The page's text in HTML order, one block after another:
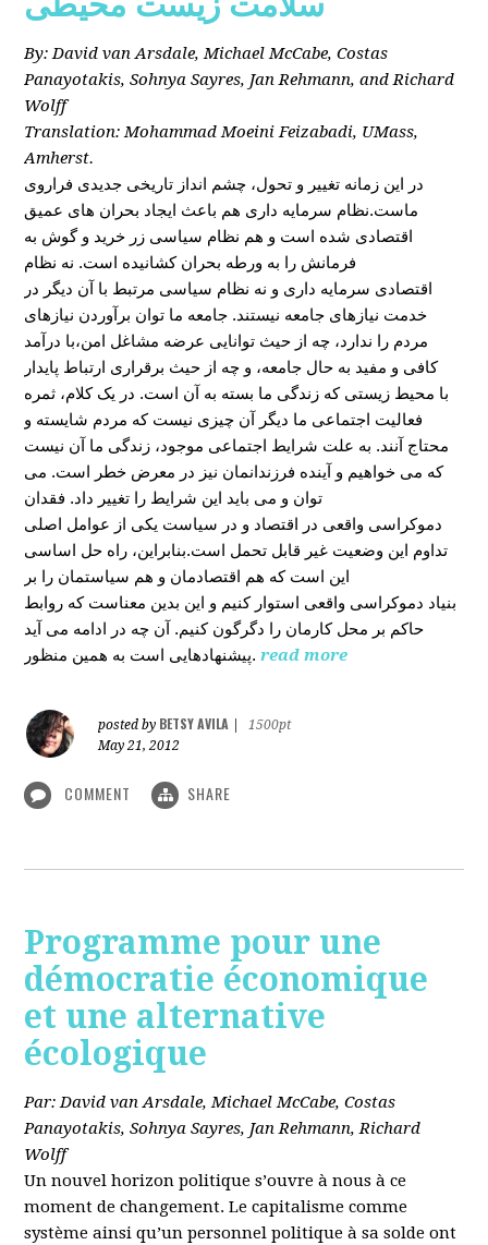
By: David van Arsdale, Michael McCabe, Costas
Panayotakis, Sohnya Sayres, Jan Rehmann, and Richard
Wolff
Translation: Mohammad Moeini Feizabadi, UMass,
Amherst.
در این زمانه تغییر و تحول، چشم انداز تاریخی جدیدی فراروی
ماست.نظام سرمایه داری هم باعث ایجاد بحران های عمیق
اقتصادی شده است و هم نظام سیاسی زر خرید و گوش به
فرمانش را به ورطه بحران کشانیده است. نه نظام
اقتصادی سرمایه داری و نه نظام سیاسی مرتبط با آن دیگر در
خدمت نیازهای جامعه نیستند. جامعه ما توان برآوردن نیازهای
مردم را ندارد، چه از حیث توانایی عرضه مشاغل امن،با درآمد
کافی و مفید به حال جامعه، و چه از حیث برقراری ارتباط پایدار
با محیط زیستی که زندگی ما بسته به آن است. در یک کلام، ثمره
فعالیت اجتماعی ما دیگر آن چیزی نیست که مردم شایسته و
محتاج آنند. به علت شرایط اجتماعی موجود، زندگی ما آن نیست
که می خواهیم و آینده فرزندانمان نیز در معرض خطر است. می
توان و می باید این شرایط را تغییر داد. فقدان
دموکراسی واقعی در اقتصاد و در سیاست یکی از عوامل اصلی
تداوم این وضعیت غیر قابل تحمل است.بنابراین، راه حل اساسی
این است که هم اقتصادمان و هم سیاستمان را بر
بنیاد دموکراسی واقعی استوار کنیم و این بدین معناست که روابط
حاکم بر محل کارمان را دگرگون کنیم. آن چه در ادامه می آید
پیشنهادهایی است به همین منظور. read more
posted by BETSY AVILA
1500pt
May 21, 2012
COMMENT SHARE
Programme pour une
démocratie économique
et une alternative
écologique
Par: David van Arsdale, Michael McCabe, Costas
Panayotakis, Sohnya Sayres, Jan Rehmann, Richard
Wolff
Un nouvel horizon politique s’ouvre à nous à ce
moment de changement. Le capitalisme comme
système ainsi qu’un personnel politique à sa solde ont